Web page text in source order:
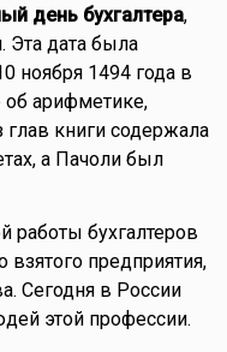
день бухгалтера,
Эта дата была
ноября 1494 года в
об арифметике,
книги содержала
а Пачоли был
работы бухгалтеров
взятого предприятия,
Сегодня в России
этой профессии.